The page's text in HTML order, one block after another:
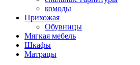
комоды
Прихожая
Обувницы
Мягкая мебель
Шкафы
Матрацы